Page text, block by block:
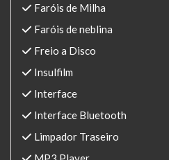
Faróis de Milha
Faróis de neblina
Freio a Disco
Insulfilm
Interface
Interface Bluetooth
Limpador Traseiro